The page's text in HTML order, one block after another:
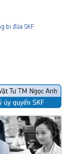
bi đũa SKF